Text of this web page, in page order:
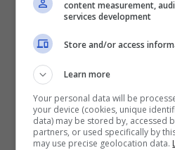
violazione delle
demaniali marittimi e
penali nonché 6 attività
sanzionate in materia di
3 sequestri e confisca
amministrativi posti a
content measurement,
services development
Store and/or access
Learn more
Your personal data will be
your device (cookies, unique
data) may be stored by, accessed
partners, or used specifically by
may use precise geolocation data.